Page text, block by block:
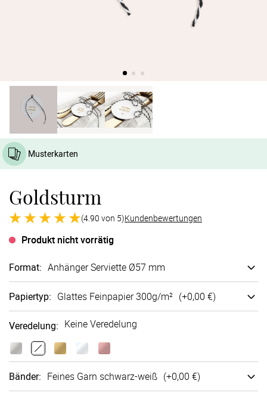
Musterkarten
Goldsturm
(4.90 von 5)Kundenbewertungen
Produkt nicht vorrätig
Format: Anhänger Serviette Ø57 mm
Papiertyp: Glattes Fein­papier 300g/m² (+0,00 €)
Veredelung: Keine Veredelung
Bänder: Feines Garn schwarz-weiß (+0,00 €)